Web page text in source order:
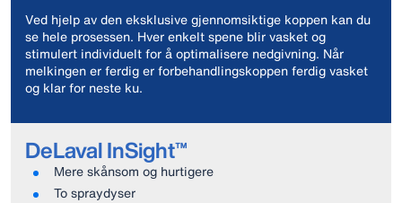
Ved hjelp av den eksklusive gjennomsiktige koppen kan du
se hele prosessen. Hver enkelt spene blir vasket og
stimulert individuelt for å optimalisere nedgivning. Når
melkingen er ferdig er forbehandlingskoppen ferdig vasket
og klar for neste ku.
DeLaval InSight™
Mere skånsom og hurtigere
To spraydyser